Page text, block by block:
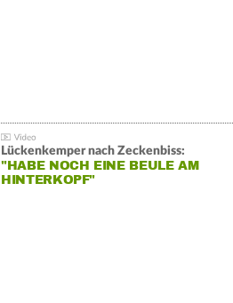
Lückenkemper nach Zeckenbiss:
"HABE NOCH EINE BEULE AM
HINTERKOPF"